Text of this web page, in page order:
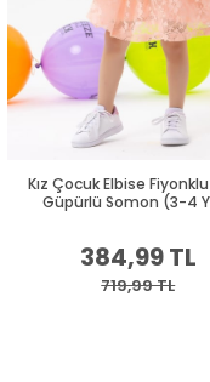
Kız Çocuk Elbise
Güpürlü Somon (3-4
384,99 TL
719,99 TL